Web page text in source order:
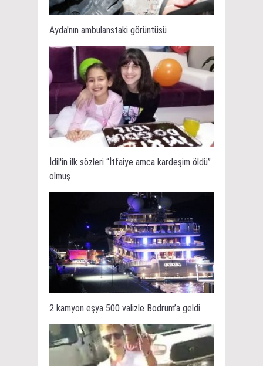
Ayda'nın ambulanstaki görüntüsü
İdil'in ilk sözleri “İtfaiye amca kardeşim öldü”
olmuş
2 kamyon eşya 500 valizle Bodrum’a geldi